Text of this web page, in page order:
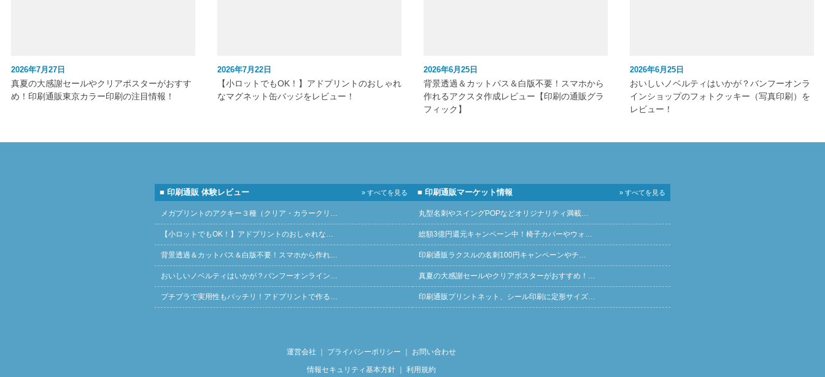
2026年7月27日
真夏の大感謝セールやクリアポスターがおすす
め！印刷通販東京カラー印刷の注目情報！
2026年7月22日
【小ロットでもOK！】アドプリントのおしゃれ
なマグネット缶バッジをレビュー！
2026年6月25日
背景透過＆カットパス＆白版不要！スマホから
作れるアクスタ作成レビュー【印刷の通販グラ
フィック】
2026年6月25日
おいしいノベルティはいかが？バンフーオンラ
インショップのフォトクッキー（写真印刷）を
レビュー！
■ 印刷通販 体験レビュー » すべてを見る
メガプリントのアクキー３種（クリア・カラークリ…
【小ロットでもOK！】アドプリントのおしゃれな…
背景透過＆カットパス＆白版不要！スマホから作れ…
おいしいノベルティはいかが？バンフーオンライン…
プチプラで実用性もバッチリ！アドプリントで作る…
■ 印刷通販マーケット情報 » すべてを見る
丸型名刺やスイングPOPなどオリジナリティ満載…
総額3億円還元キャンペーン中！椅子カバーやウォ…
印刷通販ラクスルの名刺100円キャンペーンやチ…
真夏の大感謝セールやクリアポスターがおすすめ！…
印刷通販プリントネット、シール印刷に定形サイズ…
運営会社 ｜ プライバシーポリシー ｜ お問い合わせ
情報セキュリティ基本方針｜ 利用規約